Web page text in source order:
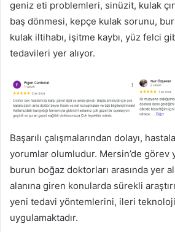
geniz eti problemleri, sinüzit, kulak
baş dönmesi, kepçe kulak sorunu,
kulak iltihabı, işitme kaybı, yüz felci
tedavileri yer alıyor.
Başarılı çalışmalarından dolayı,
yorumlar olumludur. Mersin’de görev
burun boğaz doktorları arasında yer
alanına giren konularda sürekli
yeni tedavi yöntemlerini, ileri
uygulamaktadır.